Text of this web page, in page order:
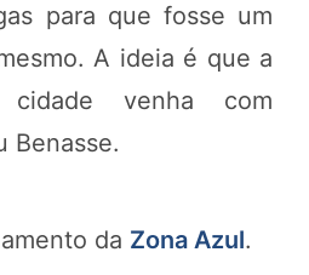
para que fosse um
A ideia é que a
cidade venha com
Benasse.
da Zona Azul.